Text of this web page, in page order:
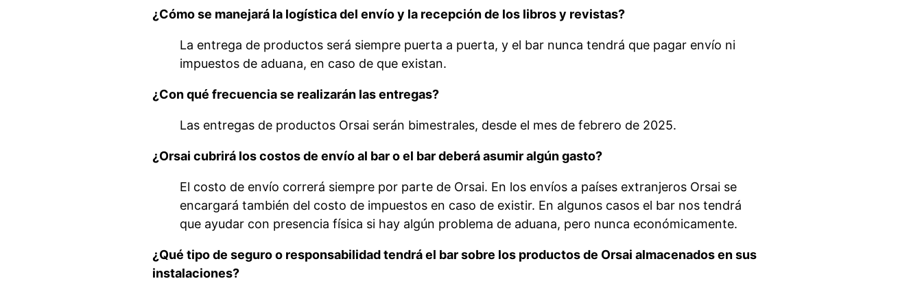
¿Cómo se manejará la logística del envío y la recepción de los libros y revistas?
La entrega de productos será siempre puerta a puerta, y el bar nunca tendrá que pagar envío ni
impuestos de aduana, en caso de que existan.
¿Con qué frecuencia se realizarán las entregas?
Las entregas de productos Orsai serán bimestrales, desde el mes de febrero de 2025.
¿Orsai cubrirá los costos de envío al bar o el bar deberá asumir algún gasto?
El costo de envío correrá siempre por parte de Orsai. En los envíos a países extranjeros Orsai se
encargará también del costo de impuestos en caso de existir. En algunos casos el bar nos tendrá
que ayudar con presencia física si hay algún problema de aduana, pero nunca económicamente.
¿Qué tipo de seguro o responsabilidad tendrá el bar sobre los productos de Orsai almacenados en sus
instalaciones?